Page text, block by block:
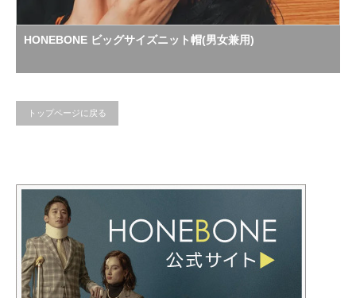
HONEBONE ビッグサイズニット帽(男女兼用)
トップページに戻る